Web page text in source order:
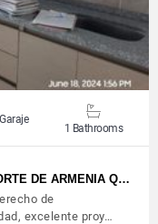
1 Bathrooms
DE ARMENIA Q…
de
excelente proy…